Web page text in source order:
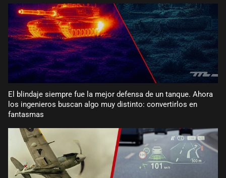
El blindaje siempre fue la mejor defensa de un tanque. Ahora
los ingenieros buscan algo muy distinto: convertirlos en
fantasmas